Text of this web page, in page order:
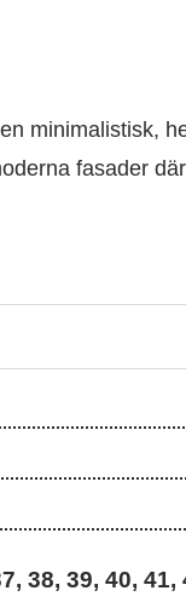
minimalistisk,
fasader
38, 39, 40,